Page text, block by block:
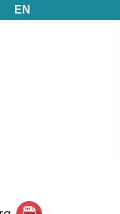
Seleziona la tua
EN